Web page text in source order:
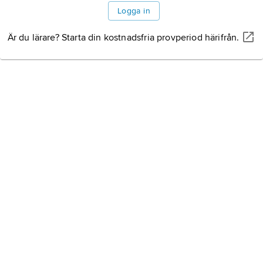
Logga in
Är du lärare? Starta din kostnadsfria provperiod härifrån.